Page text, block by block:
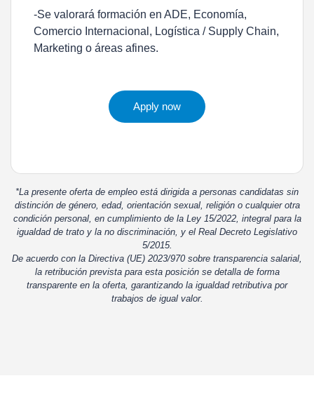
-Se valorará formación en ADE, Economía,
Comercio Internacional, Logística / Supply Chain,
Marketing o áreas afines.
Apply now
*La presente oferta de empleo está dirigida a personas candidatas sin
distinción de género, edad, orientación sexual, religión o cualquier otra
condición personal, en cumplimiento de la Ley 15/2022, integral para la
igualdad de trato y la no discriminación, y el Real Decreto Legislativo
5/2015.
De acuerdo con la Directiva (UE) 2023/970 sobre transparencia salarial,
la retribución prevista para esta posición se detalla de forma
transparente en la oferta, garantizando la igualdad retributiva por
trabajos de igual valor.